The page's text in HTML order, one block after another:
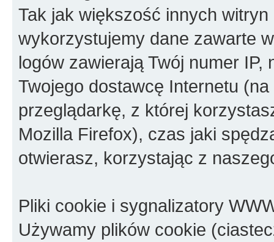
Tak jak większość innych
wykorzystujemy dane zawarte
logów zawierają Twój numer
Twojego dostawcę Internetu
przeglądarkę, z której
Mozilla Firefox), czas jaki
otwierasz, korzystając z
Pliki cookie i sygnalizatory
Używamy plików cookie